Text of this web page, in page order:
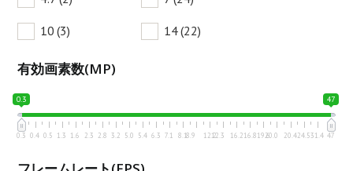
10 (3) 14(22)
有効画素数(MP)
0.3 47
0.3 0.4 0.5 1.3 1.6 2.3 2.8 3.2 5.0 5.4 6.3 7.1 8.18.9 12.212.3 16.216.819.620.0 20.424.531.4 47